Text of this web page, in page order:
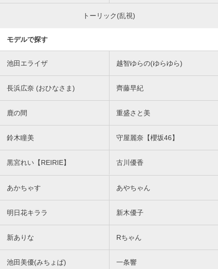
トーリック(乱視)
モデルで探す
池田エライザ 越智ゆらの(ゆらゆら)
長浜広奈 (おひなさま) 齊藤早紀
鹿の間 重盛さと美
鈴木瞳美 守屋麗奈【櫻坂46】
黒宮れい【REIRIE】 古川優香
あかちゃす あやちゃん
明日花キララ 新木優子
新ありな Rちゃん
池田美優(みちょぱ) 一条響